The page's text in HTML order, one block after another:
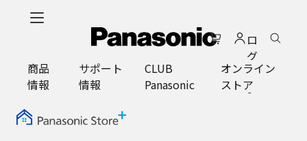
ロ
グ
イ
ン
商品
情報
サポート
情報
CLUB
Panasonic
オンライン
ストア